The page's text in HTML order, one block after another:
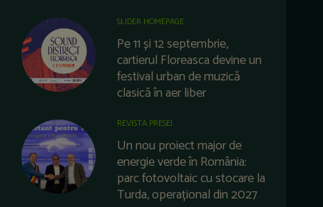
SLIDER HOMEPAGE
Pe 11 și 12 septembrie,
cartierul Floreasca devine un
festival urban de muzică
clasică în aer liber
REVISTA PRESEI
Un nou proiect major de
energie verde în România:
parc fotovoltaic cu stocare la
Turda, operațional din 2027